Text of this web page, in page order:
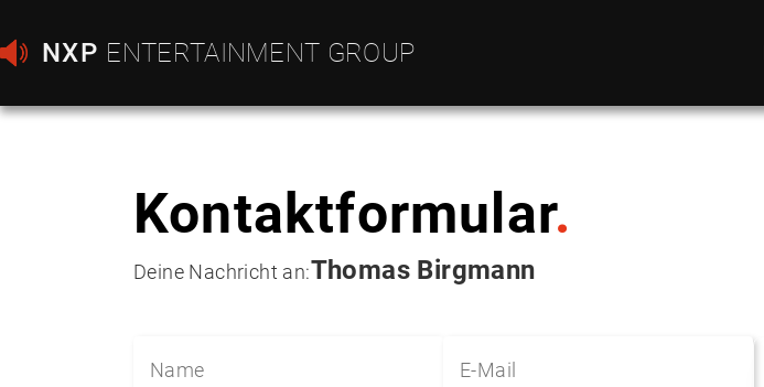
NXP ENTERTAINMENT GROUP
Kontaktformular.
Deine Nachricht an:Thomas Birgmann